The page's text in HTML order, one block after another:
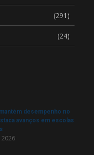
(291)
(24)
desempenho no
avanços em escolas